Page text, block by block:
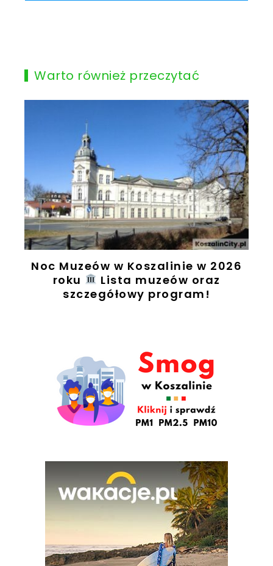
Warto również przeczytać
Noc Muzeów w Koszalinie w 2026
roku
Lista muzeów oraz
szczegółowy program!